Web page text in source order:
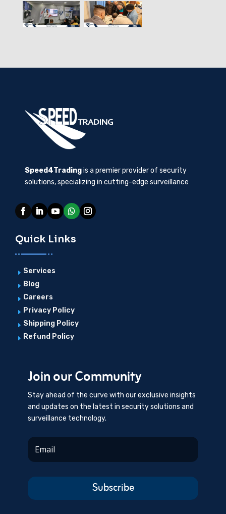
Speed4Tradingis a premier provider of security
solutions, specializing in cutting-edge surveillance
Quick Links
E Services
E Blog
E Careers
E Privacy Policy
E Shipping Policy
E Refund Policy
Join our Community
Stay ahead of the curve with our exclusive insights
and updates on the latest in security solutions and
surveillance technology.
Subscribe